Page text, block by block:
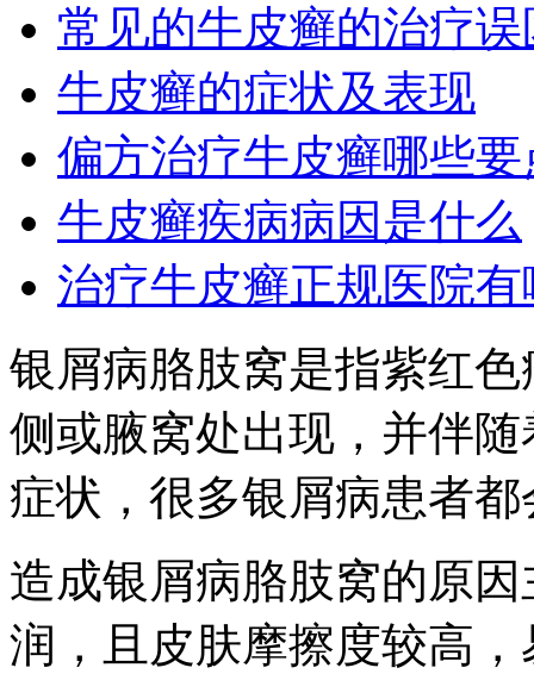
常见的牛皮癣的治疗误
牛皮癣的症状及表现
偏方治疗牛皮癣哪些要
牛皮癣疾病病因是什么
治疗牛皮癣正规医院有
银屑病胳肢窝是指紫红
侧或腋窝处出现，并伴
症状，很多银屑病患者
造成银屑病胳肢窝的原
润，且皮肤摩擦度较高